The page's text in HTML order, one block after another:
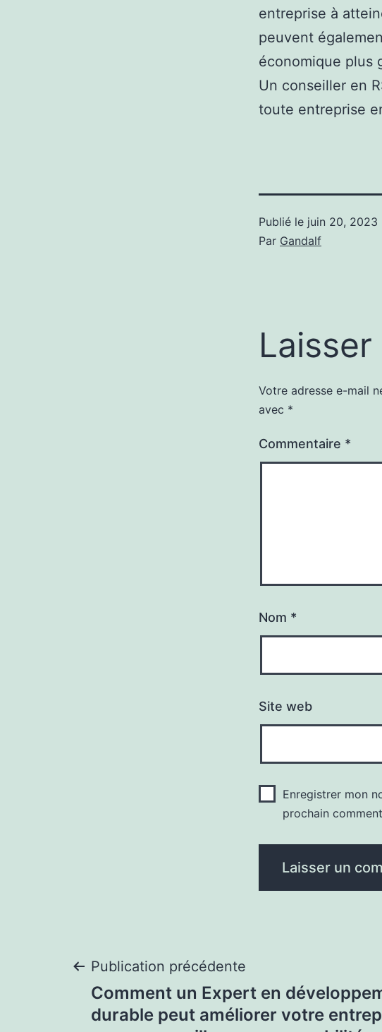
entreprise à
peuvent
économique plus
Un conseiller en
toute entreprise
Publié le juin 20, 2023
Par Gandalf
Votre adresse e-mail
avec *
Commentaire *
Nom *
Site web
Enregistrer mon
prochain
Navigation
de
Publication précédente
Comment un Expert en
durable peut améliorer votre